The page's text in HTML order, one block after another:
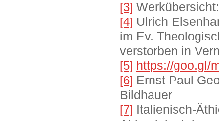
[3]
[4] Ulrich
im Ev.
verstorben in
[5] https://goo.gl/
[6] Ernst Paul
Bildhauer
[7] Italienisch-